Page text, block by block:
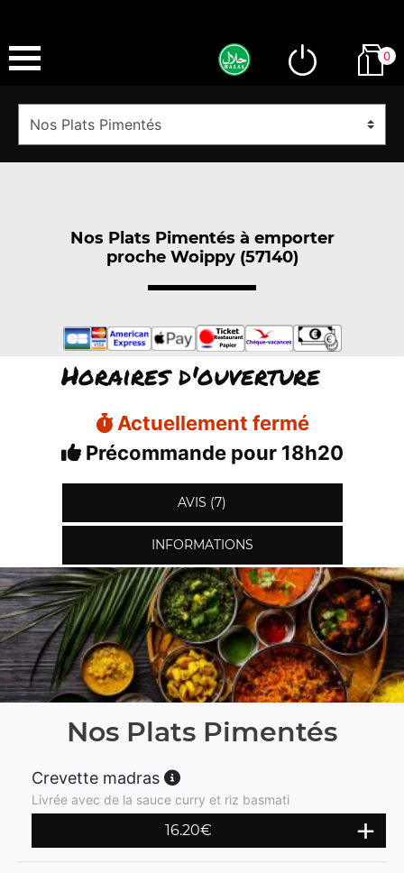
0
Nos Plats Pimentés à emporter
proche Woippy (57140)
Horaires d'ouverture
Actuellement fermé
Précommande pour 18h20
AVIS (7)
INFORMATIONS
Nos Plats Pimentés
Crevette madras
Livrée avec de la sauce curry et riz basmati
16.20€